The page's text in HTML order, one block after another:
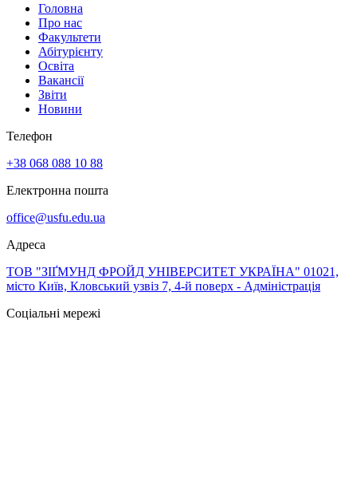
Головна
Про нас
Факультети
Абітурієнту
Освіта
Вакансії
Звіти
Новини
Телефон
+38 068 088 10 88
Електронна пошта
office@usfu.edu.ua
Адреса
ТОВ "ЗІҐМУНД ФРОЙД УНІВЕРСИТЕТ УКРАЇНА" 01021,
місто Київ, Кловський узвіз 7, 4-й поверх - Адміністрація
Соціальні мережі